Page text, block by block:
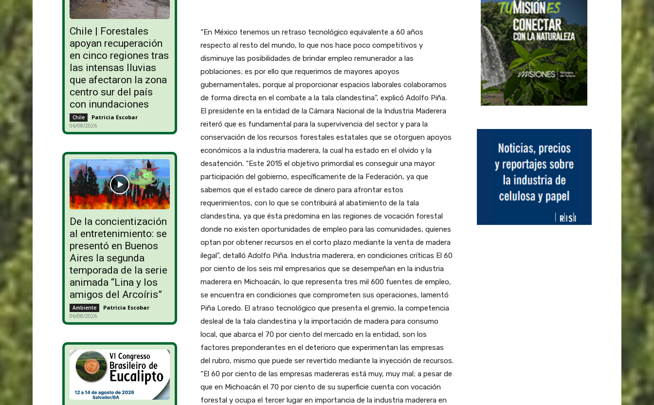
Chile | Forestales
apoyan recuperación
en cinco regiones tras
las intensas lluvias
que afectaron la zona
centro sur del país
con inundaciones
Chile Patricia Escobar -
06/08/2026
De la concientización
al entretenimiento: se
presentó en Buenos
Aires la segunda
temporada de la serie
animada “Lina y los
amigos del Arcoíris”
Ambiente Patricia Escobar -
06/08/2026
“En México tenemos un retraso tecnológico equivalente a 60 años
respecto al resto del mundo, lo que nos hace poco competitivos y
disminuye las posibilidades de brindar empleo remunerador a las
poblaciones; es por ello que requerimos de mayores apoyos
gubernamentales, porque al proporcionar espacios laborales colaboramos
de forma directa en el combate a la tala clandestina”, explicó Adolfo Piña.
El presidente en la entidad de la Cámara Nacional de la Industria Maderera
reiteró que es fundamental para la supervivencia del sector y para la
conservación de los recursos forestales estatales que se otorguen apoyos
económicos a la industria maderera, la cual ha estado en el olvido y la
desatención. “Este 2015 el objetivo primordial es conseguir una mayor
participación del gobierno, específicamente de la Federación, ya que
sabemos que el estado carece de dinero para afrontar estos
requerimientos, con lo que se contribuirá al abatimiento de la tala
clandestina, ya que ésta predomina en las regiones de vocación forestal
donde no existen oportunidades de empleo para las comunidades, quienes
optan por obtener recursos en el corto plazo mediante la venta de madera
ilegal”, detalló Adolfo Piña. Industria maderera, en condiciones críticas El 60
por ciento de los seis mil empresarios que se desempeñan en la industria
maderera en Michoacán, lo que representa tres mil 600 fuentes de empleo,
se encuentra en condiciones que comprometen sus operaciones, lamentó
Piña Loredo. El atraso tecnológico que presenta el gremio, la competencia
desleal de la tala clandestina y la importación de madera para consumo
local, que abarca el 70 por ciento del mercado en la entidad, son los
factores preponderantes en el deterioro que experimentan las empresas
del rubro, mismo que puede ser revertido mediante la inyección de recursos.
“El 60 por ciento de las empresas madereras está muy, muy mal; a pesar de
que en Michoacán el 70 por ciento de su superficie cuenta con vocación
forestal y ocupa el tercer lugar en importancia de la industria maderera en